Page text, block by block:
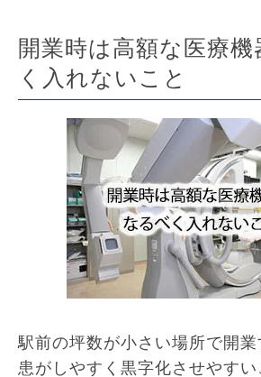
開業時は高額な医療
く入れないこと
駅前の坪数が小さい場所で開
患がしやすく黒字化させやすい